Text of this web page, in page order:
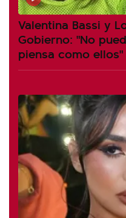
Valentina Bassi y
Gobierno: "No
piensa como ellos"